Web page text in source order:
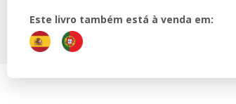
Este livro também está à venda em: